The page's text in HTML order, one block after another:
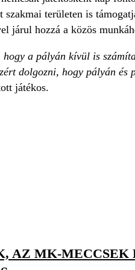
területen is
járul hozzá a közös
a pályán kívül is
dolgozni, hogy pályán és
játékos.
AZ MK-MECCSEK